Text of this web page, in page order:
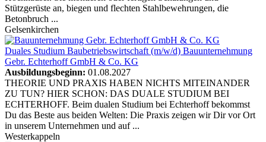
Stützgerüste an, biegen und flechten Stahlbewehrungen, die
Betonbruch ...
Gelsenkirchen
Duales Studium Baubetriebswirtschaft (m/w/d) Bauunternehmung
Gebr. Echterhoff GmbH & Co. KG
Ausbildungsbeginn: 01.08.2027
THEORIE UND PRAXIS HABEN NICHTS MITEINANDER
ZU TUN? HIER SCHON: DAS DUALE STUDIUM BEI
ECHTERHOFF. Beim dualen Studium bei Echterhoff bekommst
Du das Beste aus beiden Welten: Die Praxis zeigen wir Dir vor Ort
in unserem Unternehmen und auf ...
Westerkappeln